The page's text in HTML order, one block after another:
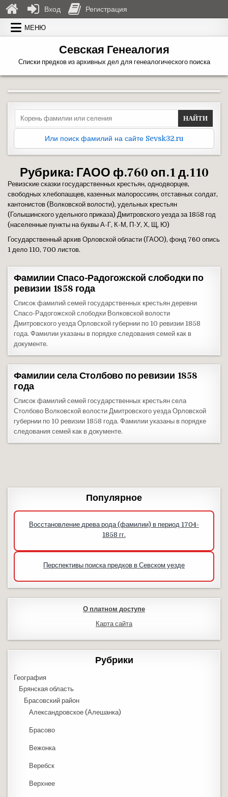
Перейти к содержимому
МЕНЮ
Севская Генеалогия
Списки предков из архивных дел для генеалогического поиска
Search for:
Или поиск фамилий на сайте Sevsk32.ru
Рубрика: ГАОО ф.760 оп.1 д.110
Ревизские сказки государственных крестьян, однодворцев,
свободных хлебопашцев, казенных малороссиян, отставных солдат,
кантонистов (Волковской волости), удельных крестьян
(Голышинского удельного приказа) Дмитровского уезда за 1858 год
(населенные пункты на буквы А-Г, К-М, П-У, Х, Щ, Ю)
Государственный архив Орловской области (ГАОО), фонд 760 опись
1 дело 110, 700 листов.
Фамилии Спасо-Радогожской слободки по
ревизии 1858 года
Список фамилий семей государственных крестьян деревни
Спасо-Радогожской слободки Волковской волости
Дмитровского уезда Орловской губернии по 10 ревизии 1858
года. Фамилии указаны в порядке следования семей как в
документе.
Фамилии села Столбово по ревизии 1858
года
Список фамилий семей государственных крестьян села
Столбово Волковской волости Дмитровского уезда Орловской
губернии по 10 ревизии 1858 года. Фамилии указаны в порядке
следования семей как в документе.
Популярное
Восстановление древа рода (фамилии) в период 1704-
1858 гг.
Перспективы поиска предков в Севском уезде
О платном доступе
Карта сайта
Рубрики
География
Брянская область
Брасовский район
Александровское (Алешанка)
Брасово
Вежонка
Веребск
Верхнее
Вход Регистрация